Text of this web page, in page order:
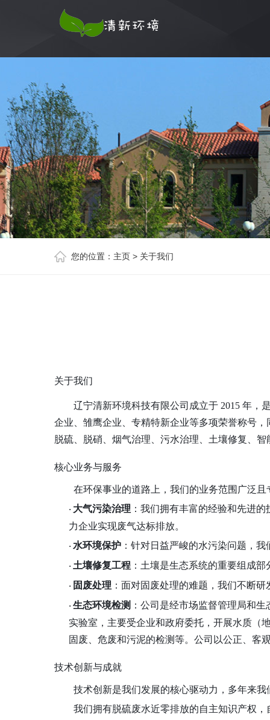
您的位置： 主页 > 关于我们
关于我们
辽宁清新环境科技有限公司成立于 2015 年，
企业、雏鹰企业、专精特新企业等多项荣誉称号
脱硫、脱硝、烟气治理、污水治理、土壤修复、
核心业务与服务
在环保事业的道路上，我们的业务范围广泛
· 大气污染治理 ：我们拥有丰富的经验和先进
力企业实现废气达标排放。
· 水环境保护 ：针对日益严峻的水污染问题，
· 土壤修复工程 ：土壤是生态系统的重要组成
· 固废处理 ：面对固废处理的难题，我们不断
· 生态环境检测 ：公司是经市场监督管理局和
实验室，主要受企业和政府委托，开展水质（
固废、危废和污泥的检测等。公司以公正、客
技术创新与成就
技术创新是我们发展的核心驱动力，多年来
我们拥有脱硫废水近零排放的自主知识产权，